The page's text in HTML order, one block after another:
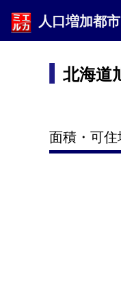
人口増加都市
北海道
面積・可